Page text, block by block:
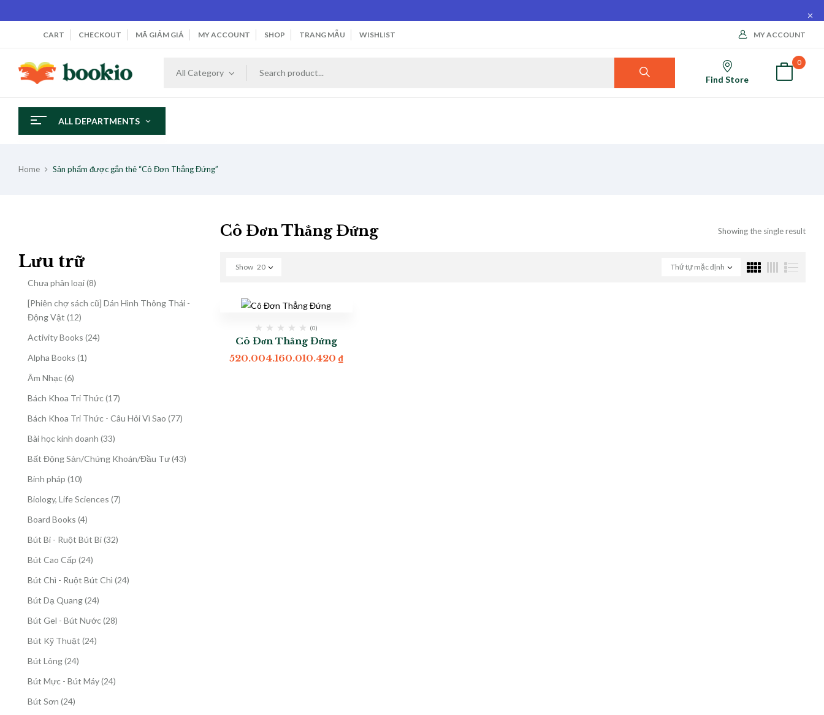
CART CHECKOUT MÃ GIẢM GIÁ MY ACCOUNT SHOP TRANG MẪU WISHLIST MY ACCOUNT
All Category
Find Store
0
ALL DEPARTMENTS
Home Sản phẩm được gắn thẻ “Cô Đơn Thẳng Đứng”
Lưu trữ
Chưa phân loại 88
phẩm
[Phiên chợ sách cũ] Dán Hình Thông Thái -
Động Vật 1212
phẩm
Activity Books 2424
Alpha Books 11
Âm Nhạc 66
Bách Khoa Tri Thức 1717
Bách Khoa Tri Thức - Câu Hỏi Vì Sao 7777
Bài học kinh doanh 3333
Bất Động Sản/Chứng Khoán/Đầu Tư 4343
Binh pháp 1010
Biology, Life Sciences 77
Board Books 44
phẩm
Bút Bi - Ruột Bút Bi 3232
Bút Cao Cấp 2424
Bút Chì - Ruột Bút Chì 2424
Bút Dạ Quang 2424
phẩm
Bút Gel - Bút Nước 2828
Bút Kỹ Thuật 2424
Bút Lông 2424
phẩm
Bút Mực - Bút Máy 2424
Bút Sơn 2424
Cô Đơn Thẳng Đứng Showing the single result
Thứ tự mặc định
Show 20
(0)
Cô Đơn Thẳng Đứng
520.004.160.010.420 ₫